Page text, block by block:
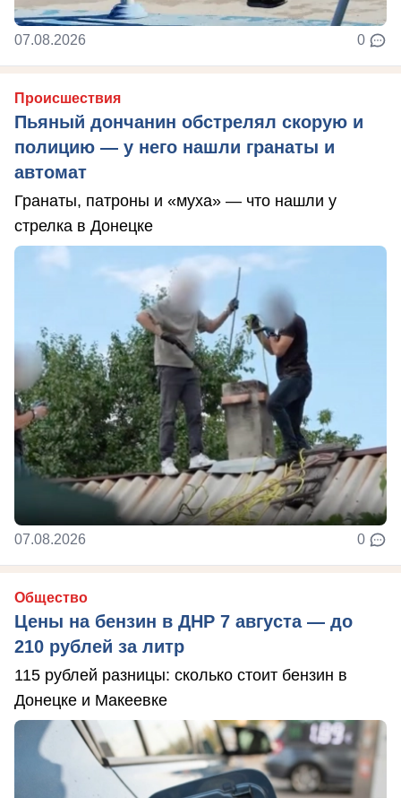
07.08.2026 0
Происшествия
Пьяный дончанин обстрелял скорую и
полицию — у него нашли гранаты и
автомат
Гранаты, патроны и «муха» — что нашли у
стрелка в Донецке
07.08.2026 0
Общество
Цены на бензин в ДНР 7 августа — до
210 рублей за литр
115 рублей разницы: сколько стоит бензин в
Донецке и Макеевке